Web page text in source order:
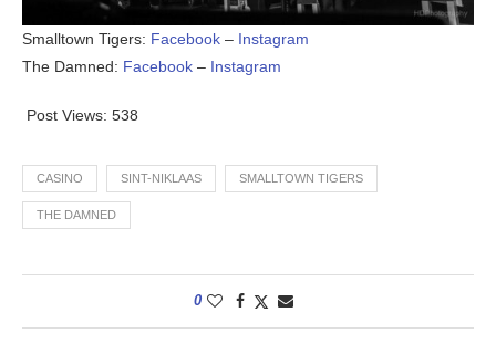
Smalltown Tigers: Facebook – Instagram
The Damned: Facebook – Instagram
Post Views: 538
CASINO SINT-NIKLAAS SMALLTOWN TIGERS
THE DAMNED
0